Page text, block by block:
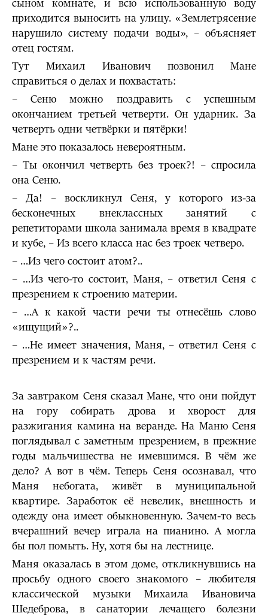
сыном комнате, и всю использованную воду
приходится выносить на улицу. «Землетрясение
нарушило систему подачи воды», – объясняет
отец гостям.
Тут Михаил Иванович позвонил Мане
справиться о делах и похвастать:
– Сеню можно поздравить с успешным
окончанием третьей четверти. Он ударник. За
четверть одни четвёрки и пятёрки!
Мане это показалось невероятным.
– Ты окончил четверть без троек?! – спросила
она Сеню.
– Да! – воскликнул Сеня, у которого из-за
бесконечных внеклассных занятий с
репетиторами школа занимала время в квадрате
и кубе, – Из всего класса нас без троек четверо.
– …Из чего состоит атом?..
– …Из чего-то состоит, Маня, – ответил Сеня с
презрением к строению материи.
– …А к какой части речи ты отнесёшь слово
«ищущий»?..
– …Не имеет значения, Маня, – ответил Сеня с
презрением и к частям речи.
За завтраком Сеня сказал Мане, что они пойдут
на гору собирать дрова и хворост для
разжигания камина на веранде. На Маню Сеня
поглядывал с заметным презрением, в прежние
годы мальчишества не имевшимся. В чём же
дело? А вот в чём. Теперь Сеня осознавал, что
Маня небогата, живёт в муниципальной
квартире. Заработок её невелик, внешность и
одежду она имеет обыкновенную. Зачем-то весь
вчерашний вечер играла на пианино. А могла
бы пол помыть. Ну, хотя бы на лестнице.
Маня оказалась в этом доме, откликнувшись на
просьбу одного своего знакомого – любителя
классической музыки Михаила Ивановича
Шедеброва, в санатории лечащего болезни